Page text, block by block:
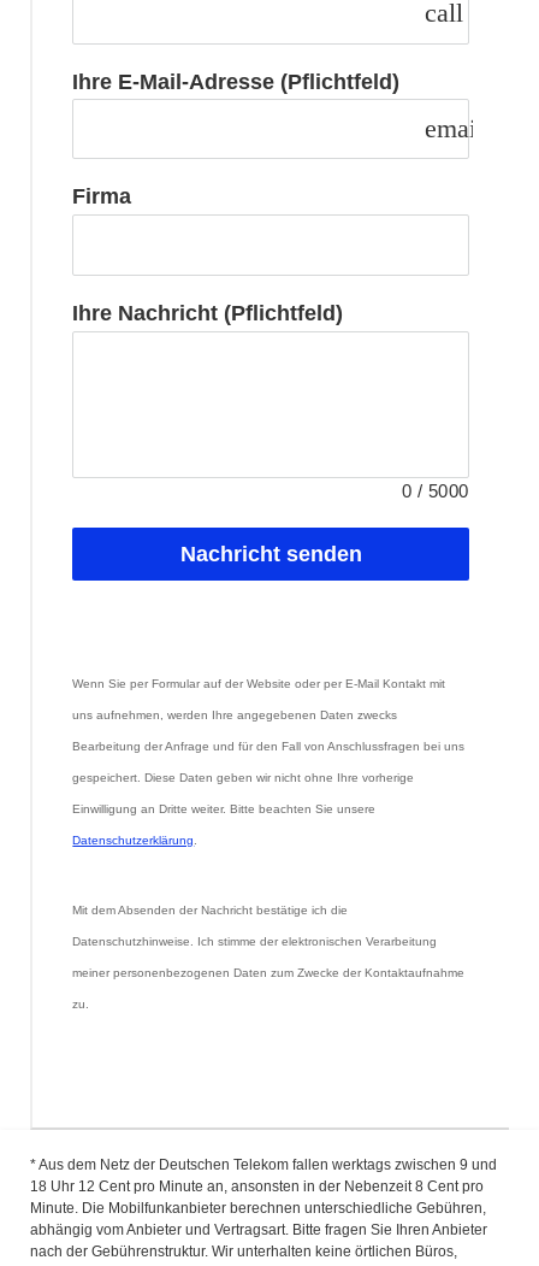
call
Ihre E-Mail-Adresse (Pflichtfeld)
email
Firma
Ihre Nachricht (Pflichtfeld)
0 /5000
Nachricht senden
Wenn Sie per Formular auf der Website oder per E-Mail Kontakt mit
uns aufnehmen, werden Ihre angegebenen Daten zwecks
Bearbeitung der Anfrage und für den Fall von Anschlussfragen bei uns
gespeichert. Diese Daten geben wir nicht ohne Ihre vorherige
Datenschutzerklärung
Mit dem Absenden der Nachricht bestätige ich die
Datenschutzhinweise. Ich stimme der elektronischen Verarbeitung
meiner personenbezogenen Daten zum Zwecke der Kontaktaufnahme
zu.
* Aus dem Netz der Deutschen Telekom fallen werktags zwischen 9 und
18 Uhr 12 Cent pro Minute an, ansonsten in der Nebenzeit 8 Cent pro
Minute. Die Mobilfunkanbieter berechnen unterschiedliche Gebühren,
abhängig vom Anbieter und Vertragsart. Bitte fragen Sie Ihren Anbieter
nach der Gebührenstruktur. Wir unterhalten keine örtlichen Büros,